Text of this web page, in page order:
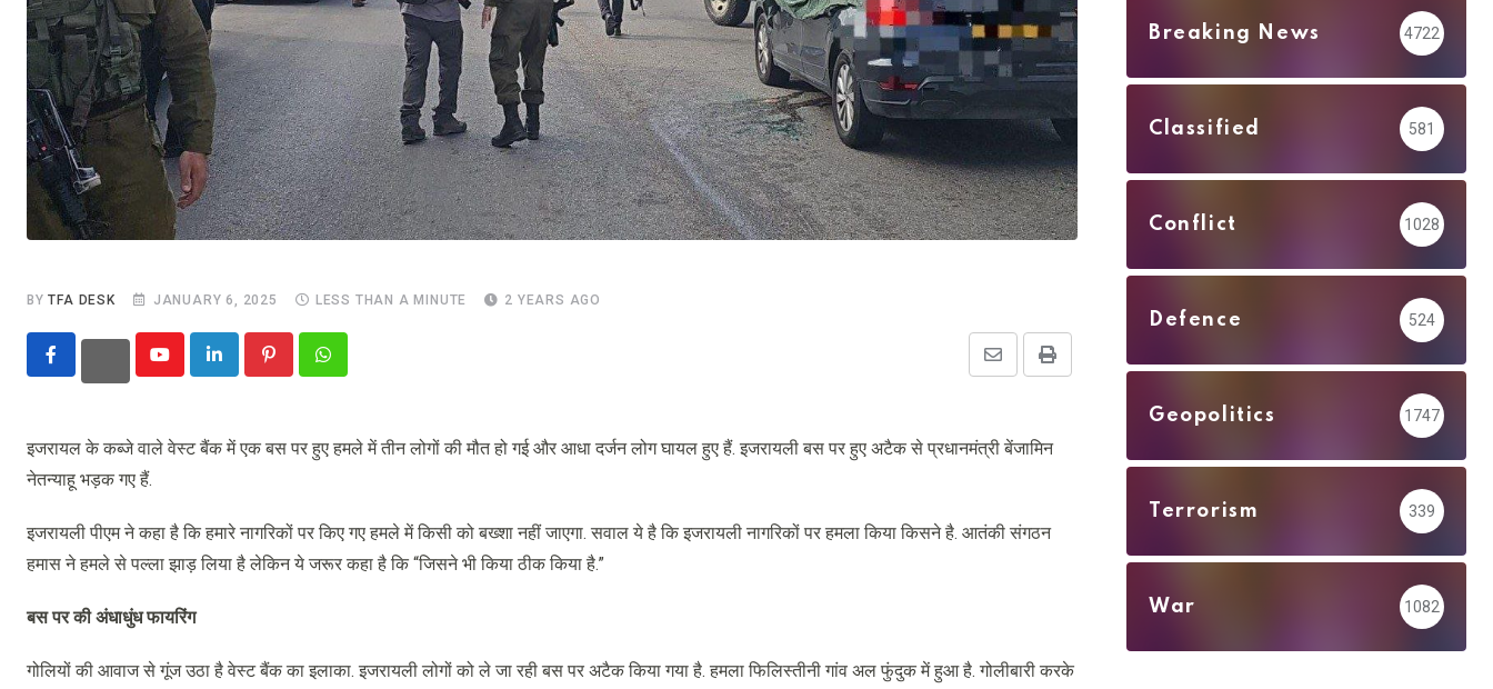
BYTFA DESK JANUARY 6, 2025 LESS THAN A MINUTE 2 YEARS AGO
YoutubeLinkedIn PinterestWhatsapp Print
Share
इजरायल के कब्जे वाले वेस्ट बैंक में एक बस पर हुए हमले में तीन लोगों की मौत हो गई और आधा दर्जन लोग घायल हुए हैं. इजरायली बस पर हुए अटैक से प्रधानमंत्री बेंजामिन
नेतन्याहू भड़क गए हैं.
इजरायली पीएम ने कहा है कि हमारे नागरिकों पर किए गए हमले में किसी को बख्शा नहीं जाएगा. सवाल ये है कि इजरायली नागरिकों पर हमला किया किसने है. आतंकी संगठन
हमास ने हमले से पल्ला झाड़ लिया है लेकिन ये जरूर कहा है कि “जिसने भी किया ठीक किया है.”
बस पर की अंधाधुंध फायरिंग
गोलियों की आवाज से गूंज उठा है वेस्ट बैंक का इलाका. इजरायली लोगों को ले जा रही बस पर अटैक किया गया है. हमला फिलिस्तीनी गांव अल फुंदुक में हुआ है. गोलीबारी करके
Breaking News 4722
Classified 581
Conflict 1028
Defence 524
Geopolitics 1747
Terrorism 339
War 1082